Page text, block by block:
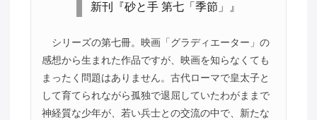
新刊『砂と手 第七「季節」』
シリーズの第七冊。映画「グラディエーター」の
感想から生まれた作品ですが、映画を知らなくても
まったく問題はありません。古代ローマで皇太子と
して育てられながら孤独で退屈していたわがままで
神経質な少年が、若い兵士との交流の中で、新たな